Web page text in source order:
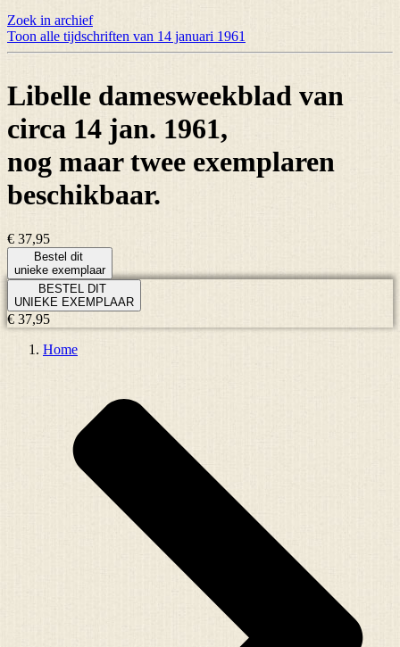
Zoek in archief
Toon alle tijdschriften van 14 januari 1961
Libelle damesweekblad van
circa 14 jan. 1961,
nog maartwee exemplaren
beschikbaar.
€ 37,95
Bestel dit
unieke exemplaar
BESTEL DIT
UNIEKE EXEMPLAAR
€ 37,95
Home